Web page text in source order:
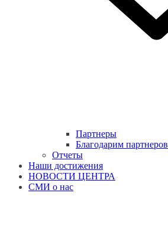
Партнеры
Благодарим партнеров
Отчеты
Наши достижения
НОВОСТИ ЦЕНТРА
СМИ о нас